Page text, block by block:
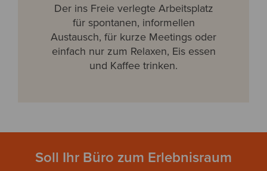
Der ins Freie verlegte Arbeitsplatz
für spontanen, informellen
Austausch, für kurze Meetings oder
einfach nur zum Relaxen, Eis essen
und Kaffee trinken.
Soll Ihr Büro zum Erlebnisraum